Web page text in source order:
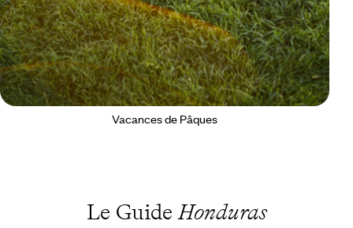
Vacances de Pâques
Le GuideHonduras